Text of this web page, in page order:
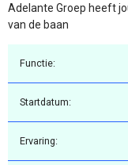
Adelante Groep heeft
van de baan
Functie:
Startdatum:
Ervaring: